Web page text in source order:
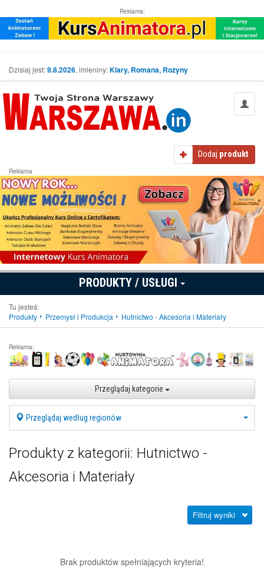
Reklama:
Dzisiaj jest:9.8.2026, imieniny:Klary, Romana, Rozyny
Dodaj produkt
Reklama
PRODUKTY / USŁUGI
Tu jesteś:
Produkty
Przemysł i Produkcja Hutnictwo - Akcesoria i Materiały
Reklama:
Przeglądaj kategorie
Przeglądaj według regionów
Produkty z kategorii: Hutnictwo -
Akcesoria i Materiały
Filtruj wyniki
Brak produktów spełniających kryteria!